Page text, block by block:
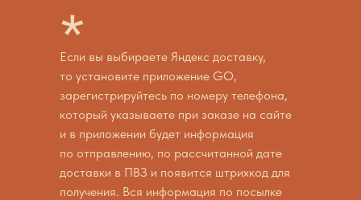
Если вы выбираете Яндекс доставку,
то установите приложение GO,
зарегистрируйтесь по номеру телефона,
который указываете при заказе на сайте
и в приложении будет информация
по отправлению, по рассчитанной дате
доставки в ПВЗ и появится штрихкод для
получения. Вся информация по посылке
*